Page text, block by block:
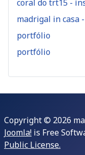
coral do trt15 -
madrigal in casa
portfólio
portfólio
Copyright © 2026
Joomla! is Free
Public License.